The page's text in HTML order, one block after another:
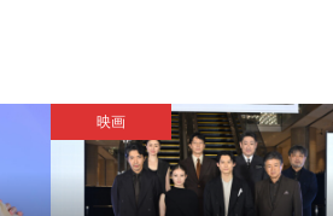
映画